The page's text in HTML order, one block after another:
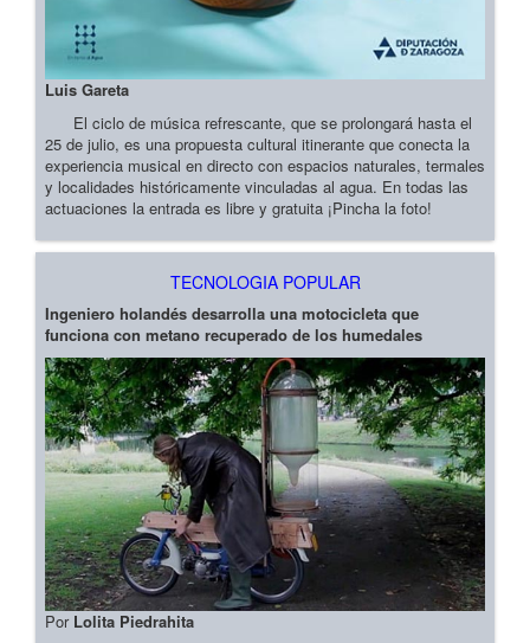
Luis Gareta
El ciclo de música refrescante, que se prolongará hasta el
25 de julio, es una propuesta cultural itinerante que conecta la
experiencia musical en directo con espacios naturales, termales
y localidades históricamente vinculadas al agua. En todas las
actuaciones la entrada es libre y gratuita ¡Pincha la foto!
TECNOLOGIA POPULAR
Ingeniero holandés desarrolla una motocicleta que
funciona con metano recuperado de los humedales
Por Lolita Piedrahita